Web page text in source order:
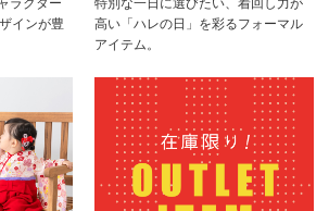
ラクター
インが豊
特別な一日に選びたい、着回し力が
高い「ハレの日」を彩るフォーマル
アイテム。